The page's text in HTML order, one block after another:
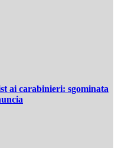
ai carabinieri: sgominata